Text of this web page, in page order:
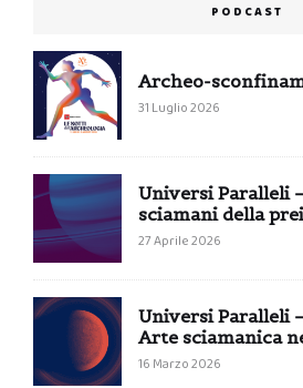
PODCAST
Archeo-
31 Luglio 2026
Universi Paralleli
sciamani della
27 Aprile 2026
Universi Paralleli
Arte sciamanica
16 Marzo 2026